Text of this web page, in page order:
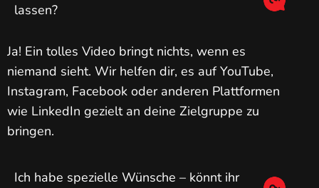
lassen?
Ja! Ein tolles Video bringt nichts, wenn es
niemand sieht. Wir helfen dir, es auf YouTube,
Instagram, Facebook oder anderen Plattformen
wie LinkedIn gezielt an deine Zielgruppe zu
bringen.
Ich habe spezielle Wünsche – könnt ihr